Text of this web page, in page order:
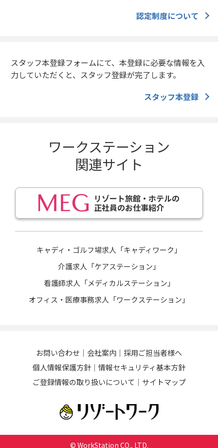
認定制度について
スタッフ本登録フォームにて、本登録に必要な情報を入
力していただくと、スタッフ登録が完了します。
スタッフ本登録
ワークステーション
関連サイト
リゾート旅館・ホテルの
正社員のお仕事紹介
キャディ・ゴルフ場求人「キャディワーク」
介護求人「ケアステーション」
看護師求人「メディカルステーション」
オフィス・医療事務求人「ワークステーション」
お問い合わせ 会社案内
採用ご担当者様へ
個人情報保護方針
情報セキュリティ基本方針
ご登録情報の取り扱いについて
サイトマップ
© WorkStation CO., LTD.